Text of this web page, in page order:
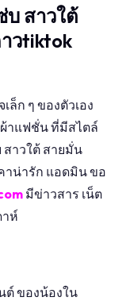
บ สาวใต้
วtiktok
ก ๆ ของตัวเอง
ผ้าแฟชั่น ที่มีสไตล์
าวใต้ สายมั่น
าน่ารัก แอดมิน ขอ
มีข่าวสาร เน็ต
ห์
ต์ ของน้องใน